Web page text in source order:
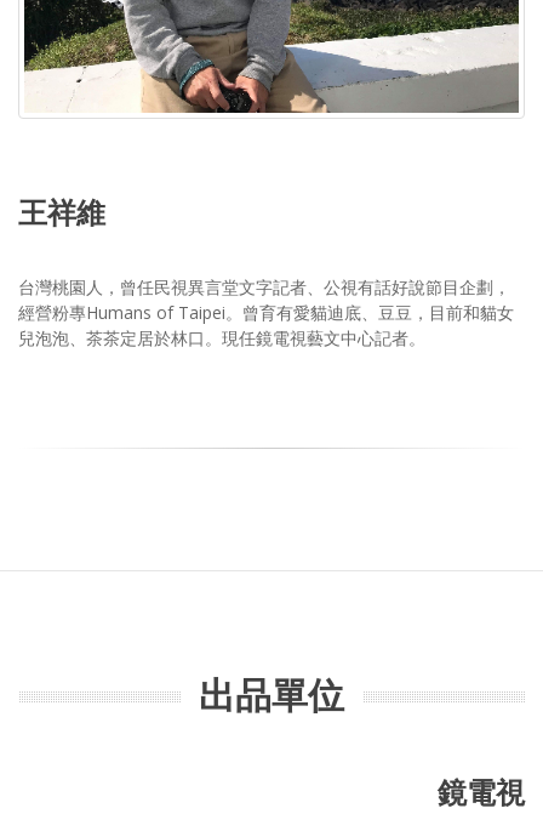
王祥維
台灣桃園人，曾任民視異言堂文字記者、公視有話好說節目企劃，
經營粉專Humans of Taipei。曾育有愛貓迪底、豆豆，目前和貓女
兒泡泡、茶茶定居於林口。現任鏡電視藝文中心記者。
出品單位
鏡電視